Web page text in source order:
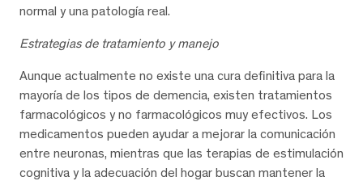
normal y una patología real.
Estrategias de tratamiento y manejo
Aunque actualmente no existe una cura definitiva para la
mayoría de los tipos de demencia, existen tratamientos
farmacológicos y no farmacológicos muy efectivos. Los
medicamentos pueden ayudar a mejorar la comunicación
entre neuronas, mientras que las terapias de estimulación
cognitiva y la adecuación del hogar buscan mantener la